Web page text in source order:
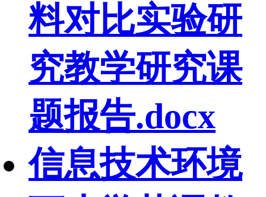
料对比实验研
究教学研究课
题报告.docx
信息技术环境